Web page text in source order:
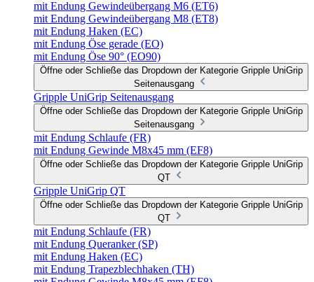
mit Endung Gewindeübergang M6 (ET6)
mit Endung Gewindeübergang M8 (ET8)
mit Endung Haken (EC)
mit Endung Öse gerade (EO)
mit Endung Öse 90° (EO90)
Öffne oder Schließe das Dropdown der Kategorie Gripple UniGrip
Seitenausgang
Gripple UniGrip Seitenausgang
Öffne oder Schließe das Dropdown der Kategorie Gripple UniGrip
Seitenausgang
mit Endung Schlaufe (FR)
mit Endung Gewinde M8x45 mm (EF8)
Öffne oder Schließe das Dropdown der Kategorie Gripple UniGrip
QT
Gripple UniGrip QT
Öffne oder Schließe das Dropdown der Kategorie Gripple UniGrip
QT
mit Endung Schlaufe (FR)
mit Endung Queranker (SP)
mit Endung Haken (EC)
mit Endung Trapezblechhaken (TH)